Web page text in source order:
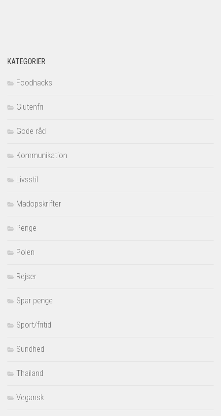
KATEGORIER
Foodhacks
Glutenfri
Gode råd
Kommunikation
Livsstil
Madopskrifter
Penge
Polen
Rejser
Spar penge
Sport/fritid
Sundhed
Thailand
Vegansk